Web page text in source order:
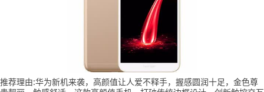
推荐理由:华为新机来袭，高颜值让人爱不释手，握感圆润十足，金色尊